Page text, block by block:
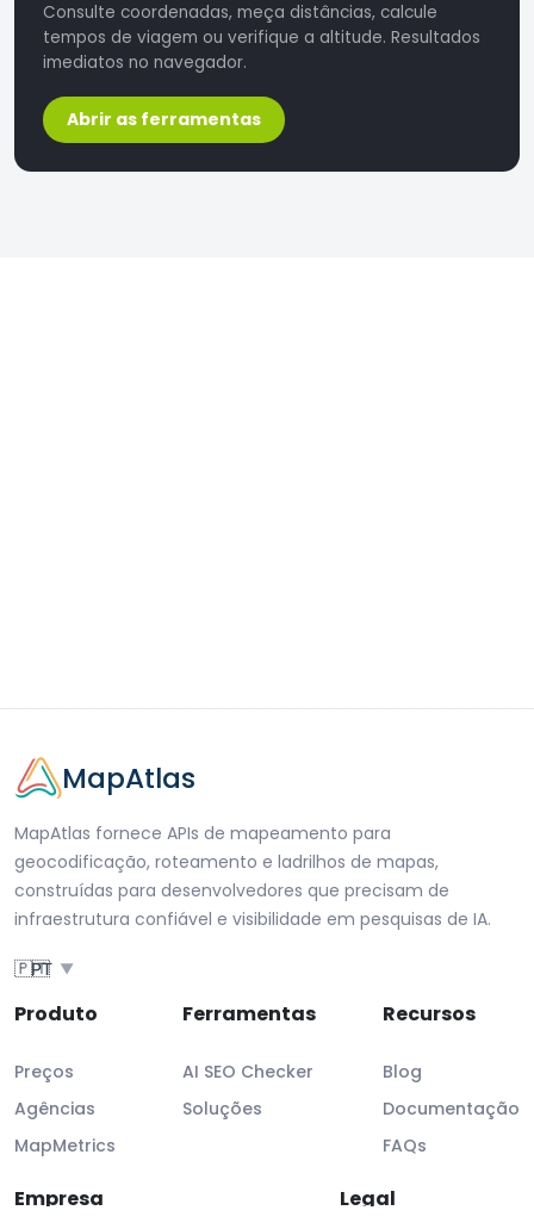
Consulte coordenadas, meça distâncias, calcule
tempos de viagem ou verifique a altitude. Resultados
imediatos no navegador.
Abrir as ferramentas
MapAtlas
MapAtlas fornece APIs de mapeamento para
geocodificação, roteamento e ladrilhos de mapas,
construídas para desenvolvedores que precisam de
infraestrutura confiável e visibilidade em pesquisas de IA.
🇵🇹
PT ▼
Produto
Preços
Agências
MapMetrics
Ferramentas
AI SEO Checker
Soluções
Recursos
Blog
Documentação
FAQs
Empresa Legal